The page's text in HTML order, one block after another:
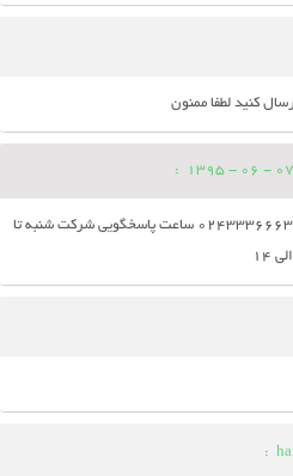
کنید لطفا ممنون
07 - 06 - 1395
:
02433366629 02433366631 ساعت پاسخگویی شرکت شنبه تا
: